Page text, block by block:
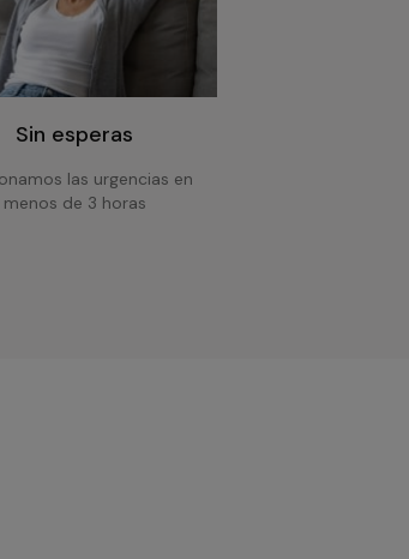
Sin esperas
las urgencias en
menos de 3 horas